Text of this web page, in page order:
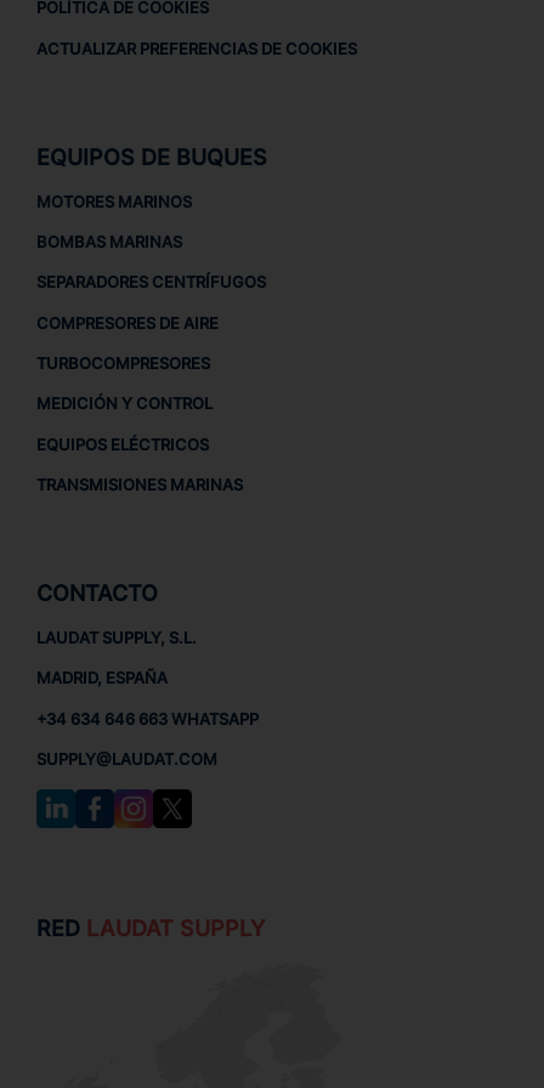
POLÍTICA DE COOKIES
ACTUALIZAR PREFERENCIAS DE COOKIES
EQUIPOS DE BUQUES
MOTORES MARINOS
BOMBAS MARINAS
SEPARADORES CENTRÍFUGOS
COMPRESORES DE AIRE
TURBOCOMPRESORES
MEDICIÓN Y CONTROL
EQUIPOS ELÉCTRICOS
TRANSMISIONES MARINAS
CONTACTO
LAUDAT SUPPLY, S.L.
MADRID, ESPAÑA
+34 634 646 663 WHATSAPP
SUPPLY@LAUDAT.COM
RED LAUDAT SUPPLY